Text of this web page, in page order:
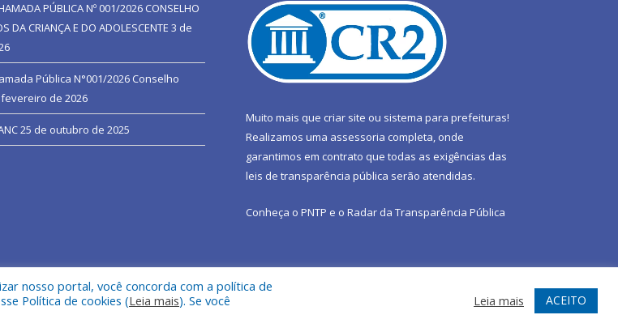
PÚBLICA Nº 001/2026 CONSELHO
DA CRIANÇA E DO ADOLESCENTE 3 de
Pública N°001/2026 Conselho
de 2026
25 de outubro de 2025
Muito mais que criar site ou sistema para prefeituras!
Realizamos uma assessoria completa, onde
garantimos em contrato que todas as exigências das
leis de transparência pública serão atendidas.
Conheça o PNTP e o Radar da Transparência Pública
Mapa do Site Acessar Webmail
nosso portal, você concorda com a política de
Política de cookies (Leia mais). Se você
Leia mais ACEITO